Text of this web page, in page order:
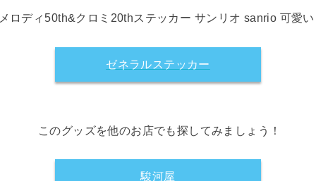
ロディ50th&クロミ20thステッカー サンリオ sanrio 可愛
ゼネラルステッカー
このグッズを他のお店でも探してみましょう！
駿河屋